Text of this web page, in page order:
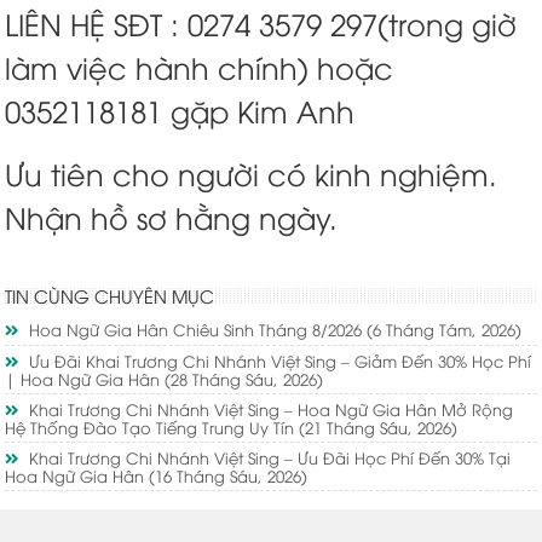
LIÊN HỆ SĐT : 0274 3579 297(trong giờ
làm việc hành chính) hoặc
0352118181 gặp Kim Anh
Ưu tiên cho người có kinh nghiệm.
Nhận hồ sơ hằng ngày.
TIN CÙNG CHUYÊN MỤC
Hoa Ngữ Gia Hân Chiêu Sinh Tháng 8/2026(6 Tháng Tám, 2026)
Ưu Đãi Khai Trương Chi Nhánh Việt Sing – Giảm Đến 30% Học Phí
| Hoa Ngữ Gia Hân(28 Tháng Sáu, 2026)
Khai Trương Chi Nhánh Việt Sing – Hoa Ngữ Gia Hân Mở Rộng
Hệ Thống Đào Tạo Tiếng Trung Uy Tín(21 Tháng Sáu, 2026)
Khai Trương Chi Nhánh Việt Sing – Ưu Đãi Học Phí Đến 30% Tại
Hoa Ngữ Gia Hân(16 Tháng Sáu, 2026)